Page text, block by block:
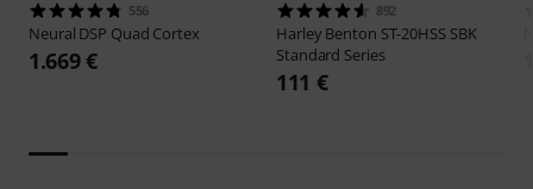
556
Neural DSP Quad Cortex
1.669 €
892
Harley Benton ST-20HSS SBK
Standard Series
111 €